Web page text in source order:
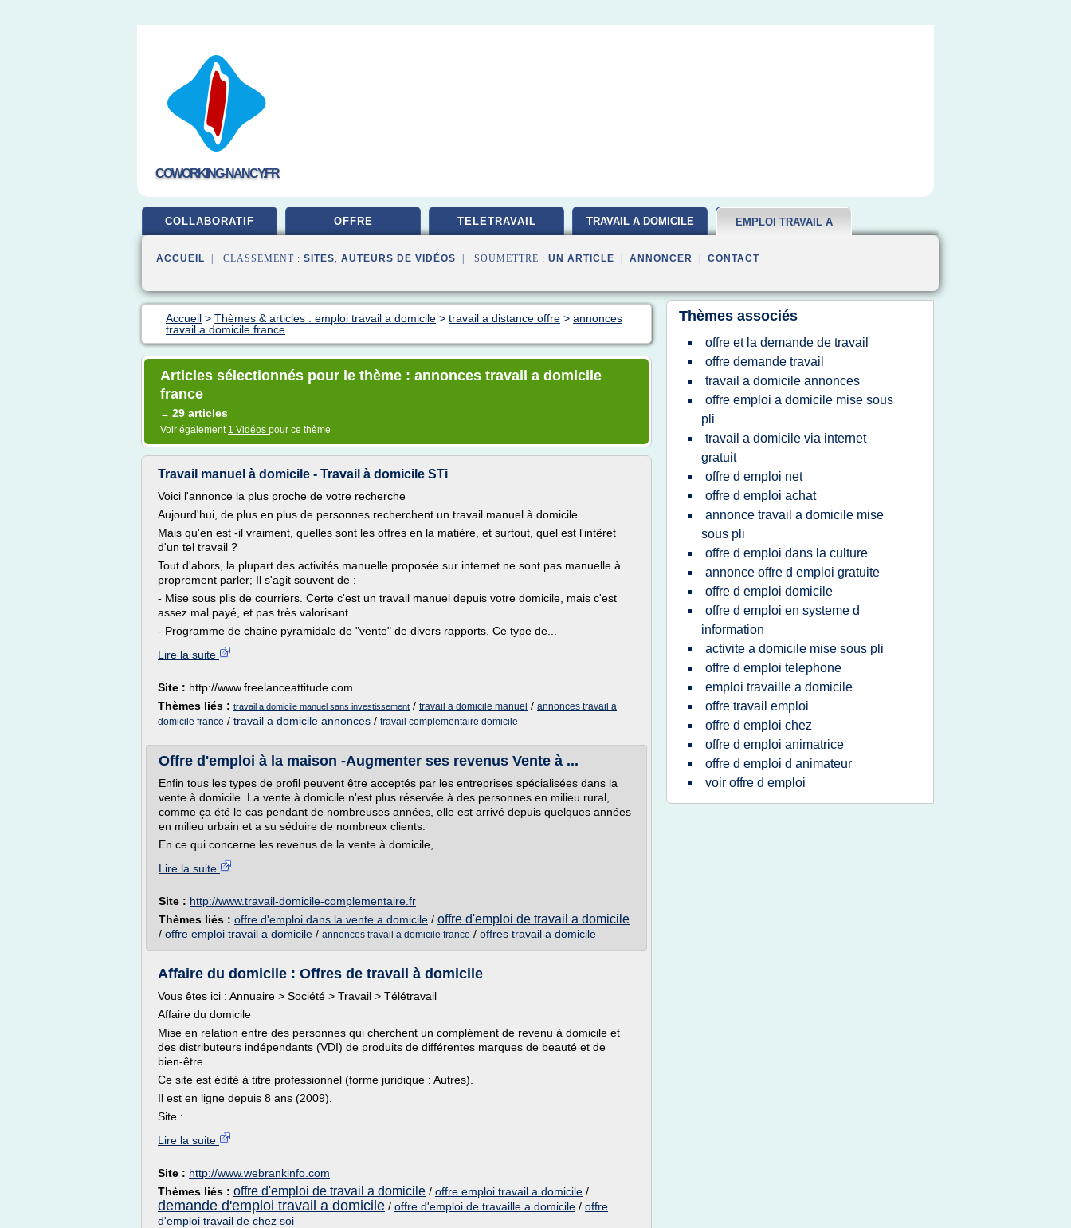
COWORKING-NANCY.FR
COLLABORATIF OFFRE TELETRAVAIL TRAVAIL A DOMICILE EMPLOI TRAVAIL A
ACCUEIL | CLASSEMENT : SITES, AUTEURS DE VIDÉOS | SOUMETTRE : UN ARTICLE ANNONCER CONTACT
Accueil > Thèmes & articles : emploi travail a domicile > travail a distance offre > annonces
travail a domicile france
Articles sélectionnés pour le thème : annonces travail a domicile
france
→ 29 articles
Voir également 1 Vidéos pour ce thème
Travail manuel à domicile - Travail à domicile STi
Voici l'annonce la plus proche de votre recherche
Aujourd'hui, de plus en plus de personnes recherchent un travail manuel à domicile .
Mais qu'en est -il vraiment, quelles sont les offres en la matière, et surtout, quel est l'intêret
d'un tel travail ?
Tout d'abors, la plupart des activités manuelle proposée sur internet ne sont pas manuelle à
proprement parler; Il s'agit souvent de :
- Mise sous plis de courriers. Certe c'est un travail manuel depuis votre domicile, mais c'est
assez mal payé, et pas très valorisant
- Programme de chaine pyramidale de "vente" de divers rapports. Ce type de...
Lire la suite
Site : http://www.freelanceattitude.com
Thèmes liés : travail a domicile manuel sans investissement / travail a domicile manuel / annonces travail a
domicile france / travail a domicile annonces / travail complementaire domicile
Offre d'emploi à la maison -Augmenter ses revenus Vente à ...
Enfin tous les types de profil peuvent être acceptés par les entreprises spécialisées dans la
vente à domicile. La vente à domicile n'est plus réservée à des personnes en milieu rural,
comme ça été le cas pendant de nombreuses années, elle est arrivé depuis quelques années
en milieu urbain et a su séduire de nombreux clients.
En ce qui concerne les revenus de la vente à domicile,...
Lire la suite
Site : http://www.travail-domicile-complementaire.fr
Thèmes liés : offre d'emploi dans la vente a domicile / offre d'emploi de travail a domicile
/ offre emploi travail a domicile / annonces travail a domicile france / offres travail a domicile
Affaire du domicile : Offres de travail à domicile
Vous êtes ici : Annuaire > Société > Travail > Télétravail
Affaire du domicile
Mise en relation entre des personnes qui cherchent un complément de revenu à domicile et
des distributeurs indépendants (VDI) de produits de différentes marques de beauté et de
bien-être.
Ce site est édité à titre professionnel (forme juridique : Autres).
Il est en ligne depuis 8 ans (2009).
Site :...
Lire la suite
Site : http://www.webrankinfo.com
Thèmes liés : offre d'emploi de travail a domicile / offre emploi travail a domicile /
demande d'emploi travail a domicile / offre d'emploi de travaille a domicile / offre
d'emploi travail de chez soi
Thèmes associés
offre et la demande de travail
offre demande travail
travail a domicile annonces
offre emploi a domicile mise sous
pli
travail a domicile via internet
gratuit
offre d emploi net
offre d emploi achat
annonce travail a domicile mise
sous pli
offre d emploi dans la culture
annonce offre d emploi gratuite
offre d emploi domicile
offre d emploi en systeme d
information
activite a domicile mise sous pli
offre d emploi telephone
emploi travaille a domicile
offre travail emploi
offre d emploi chez
offre d emploi animatrice
offre d emploi d animateur
voir offre d emploi